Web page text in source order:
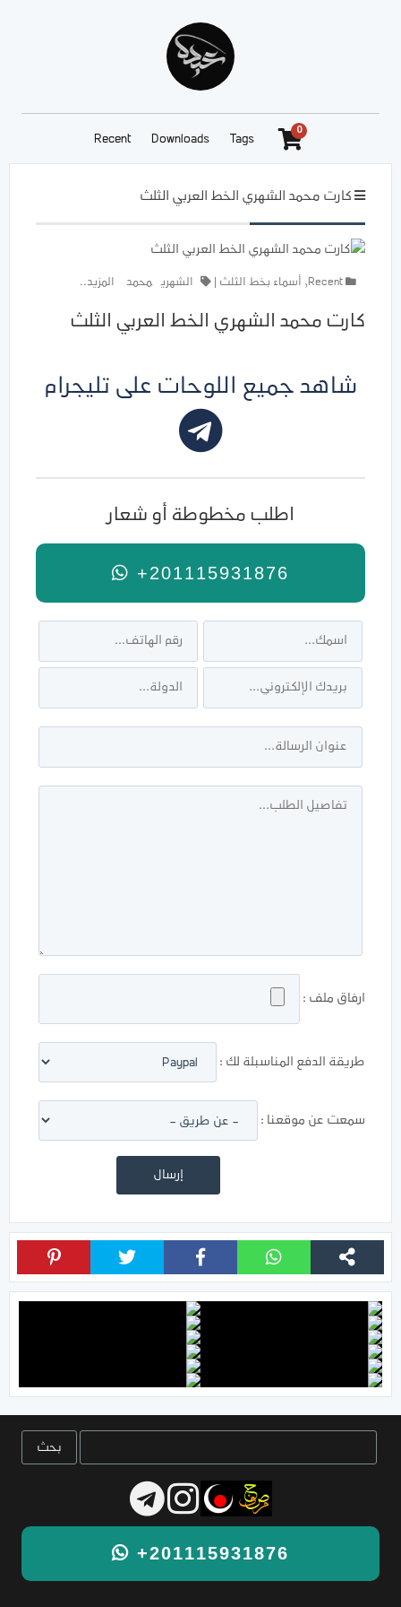
Recent Downloads Tags
0
كارت محمد الشهري الخط العربي الثلث
Recent
, أسماء بخط الثلث الشهري محمد المزيد..
كارت محمد الشهري الخط العربي الثلث
شاهد جميع اللوحات على تليجرام
اطلب مخطوطة أو شعار
+201115931876
ارفاق ملف :
طريقة الدفع المناسبلة لك :
سمعت عن موقعنا :
+201115931876